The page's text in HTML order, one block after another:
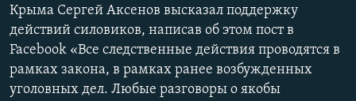
Крыма Сергей Аксенов высказал поддержку
действий силовиков, написав об этом пост в
Facebook «Все следственные действия проводятся в
рамках закона, в рамках ранее возбужденных
уголовных дел. Любые разговоры о якобы